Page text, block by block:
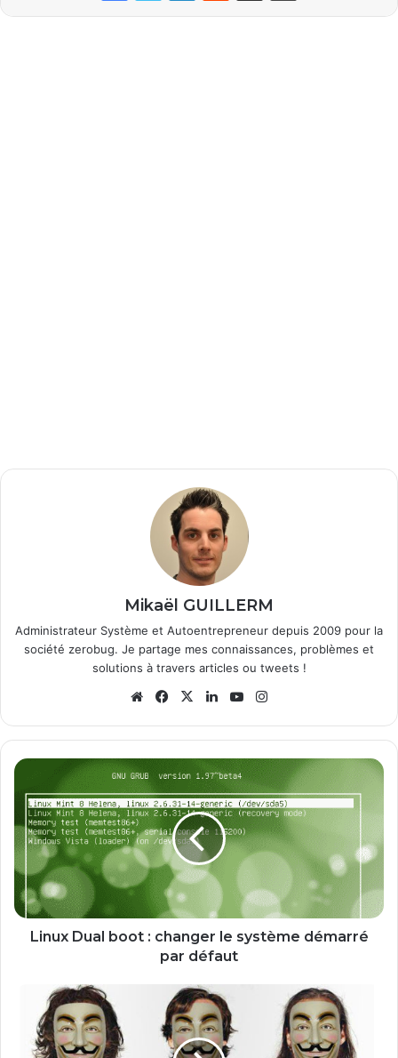
Mikaël GUILLERM
Administrateur Système et Autoentrepreneur depuis 2009 pour la
société zerobug. Je partage mes connaissances, problèmes et
solutions à travers articles ou tweets !
We
te
Fa
bo
ok
X
Lin
din
Yo
ub
e
ra
m
L
u
x
u
a
l
Linux Dual boot : changer le système démarré
par défaut